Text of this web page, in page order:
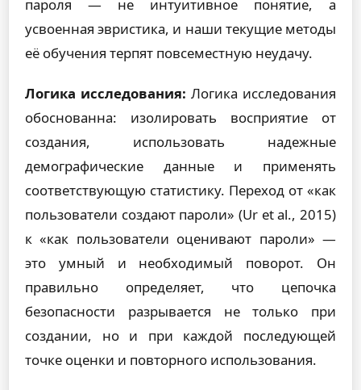
пароля — не интуитивное понятие, а
усвоенная эвристика, и наши текущие методы
её обучения терпят повсеместную неудачу.
Логика исследования: Логика исследования
обоснованна: изолировать восприятие от
создания, использовать надежные
демографические данные и применять
соответствующую статистику. Переход от «как
пользователи создают пароли» (Ur et al., 2015)
к «как пользователи оценивают пароли» —
это умный и необходимый поворот. Он
правильно определяет, что цепочка
безопасности разрывается не только при
создании, но и при каждой последующей
точке оценки и повторного использования.